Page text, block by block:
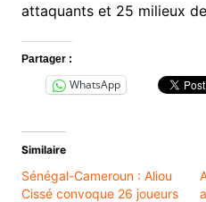
attaquants et 25 milieux
Partager :
WhatsApp
Similaire
Sénégal-Cameroun : Aliou
Cissé convoque 26 joueurs